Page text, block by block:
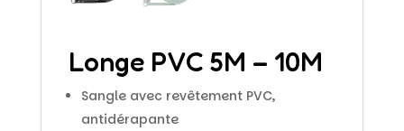
Longe PVC 5M – 10M
Sangle avec revêtement PVC,
antidérapante